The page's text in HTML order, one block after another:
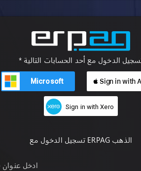
تسجيل الدخول مع أحد الحسابات التالية
Microsoft  Sign in with
Sign in with Xero
تسجيل الدخول مع ERPAG الذهب
ادخل عنوان